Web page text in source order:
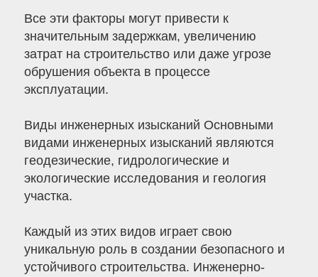
Все эти факторы могут привести к
значительным задержкам, увеличению
затрат на строительство или даже угрозе
обрушения объекта в процессе
эксплуатации.
Виды инженерных изысканий Основными
видами инженерных изысканий являются
геодезические, гидрологические и
экологические исследования и геология
участка.
Каждый из этих видов играет свою
уникальную роль в создании безопасного и
устойчивого строительства. Инженерно-